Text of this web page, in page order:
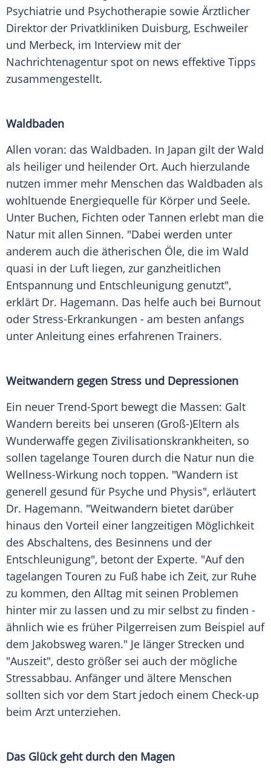
Psychiatrie und Psychotherapie sowie Ärztlicher
Direktor der Privatkliniken Duisburg, Eschweiler
und Merbeck, im Interview mit der
Nachrichtenagentur spot on news effektive Tipps
zusammengestellt.
Waldbaden
Allen voran: das Waldbaden. In Japan gilt der Wald
als heiliger und heilender Ort. Auch hierzulande
nutzen immer mehr Menschen das Waldbaden als
wohltuende Energiequelle für Körper und Seele.
Unter Buchen, Fichten oder Tannen erlebt man die
Natur mit allen Sinnen. "Dabei werden unter
anderem auch die ätherischen Öle, die im Wald
quasi in der Luft liegen, zur ganzheitlichen
Entspannung und Entschleunigung genutzt",
erklärt Dr. Hagemann. Das helfe auch bei Burnout
oder Stress-Erkrankungen - am besten anfangs
unter Anleitung eines erfahrenen Trainers.
Weitwandern gegen Stress und Depressionen
Ein neuer Trend-Sport bewegt die Massen: Galt
Wandern bereits bei unseren (Groß-)Eltern als
Wunderwaffe gegen Zivilisationskrankheiten, so
sollen tagelange Touren durch die Natur nun die
Wellness-Wirkung noch toppen. "Wandern ist
generell gesund für Psyche und Physis", erläutert
Dr. Hagemann. "Weitwandern bietet darüber
hinaus den Vorteil einer langzeitigen Möglichkeit
des Abschaltens, des Besinnens und der
Entschleunigung", betont der Experte. "Auf den
tagelangen Touren zu Fuß habe ich Zeit, zur Ruhe
zu kommen, den Alltag mit seinen Problemen
hinter mir zu lassen und zu mir selbst zu finden -
ähnlich wie es früher Pilgerreisen zum Beispiel auf
dem Jakobsweg waren." Je länger Strecken und
"Auszeit", desto größer sei auch der mögliche
Stressabbau. Anfänger und ältere Menschen
sollten sich vor dem Start jedoch einem Check-up
beim Arzt unterziehen.
Das Glück geht durch den Magen